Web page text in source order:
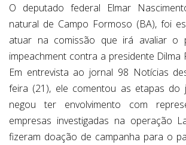
O deputado federal Elmar
natural de Campo Formoso (BA), foi
atuar na comissão que irá avaliar o
impeachment contra a presidente Dilma
Em entrevista ao jornal 98 Notícias
feira (21), ele comentou as etapas do
negou ter envolvimento com
empresas investigadas na operação
fizeram doação de campanha para o